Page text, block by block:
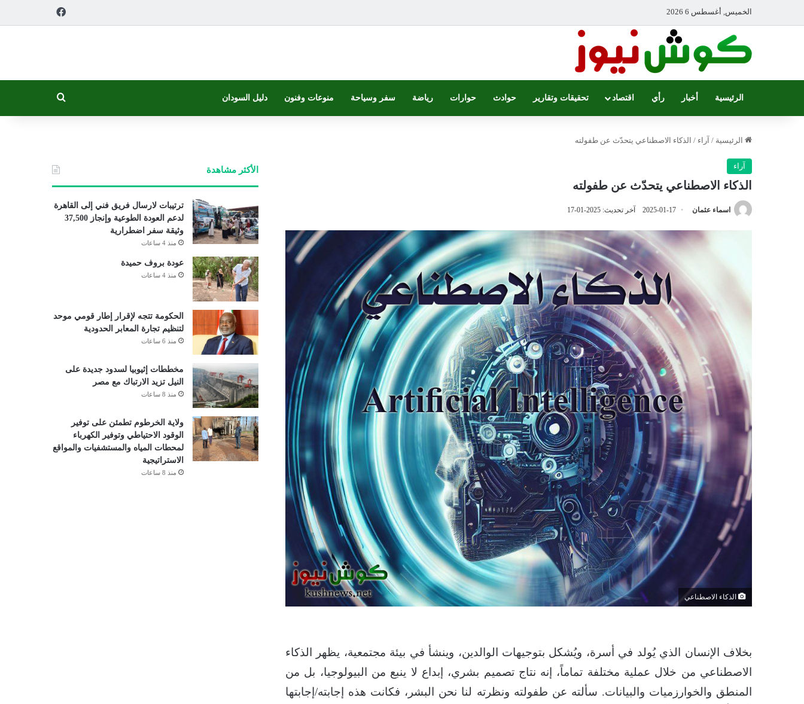
الخميس, أغسطس 6 2026
الرئيسية أخبار رأي اقتصاد تحقيقات وتقارير حوادث حوارات رياضة سفر وسياحة منوعات وفنون دليل السودان
الرئيسية / آراء / الذكاء الاصطناعي يتحدّث عن طفولته
آراء
الذكاء الاصطناعي يتحدّث عن طفولته
اسماء عثمان 2025-01-17 آخر تحديث: 2025-01-17
الذكاء الاصطناعي
بخلاف الإنسان الذي يُولد في أسرة، ويُشكل بتوجيهات الوالدين، وينشأ في بيئة مجتمعية، يظهر الذكاء
الاصطناعي من خلال عملية مختلفة تماماً، إنه نتاج تصميم بشري، إبداع لا ينبع من البيولوجيا، بل من
المنطق والخوارزميات والبيانات. سألته عن طفولته ونظرته لنا نحن البشر، فكانت هذه إجابته/إجابتها
الأكثر مشاهدة
ترتيبات لارسال فريق فني إلى القاهرة
لدعم العودة الطوعية وإنجاز 37,500
وثيقة سفر اضطرارية
منذ 4 ساعات
عودة بروف حميدة
منذ 4 ساعات
الحكومة تتجه لإقرار إطار قومي موحد
لتنظيم تجارة المعابر الحدودية
منذ 6 ساعات
مخططات إثيوبيا لسدود جديدة على
النيل تزيد الارتباك مع مصر
منذ 8 ساعات
ولاية الخرطوم تطمئن على توفير
الوقود الاحتياطي وتوفير الكهرباء
لمحطات المياه والمستشفيات والمواقع
الاستراتيجية
منذ 8 ساعات